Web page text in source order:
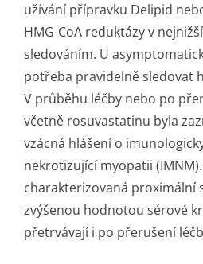
užívání přípravku Delipid
HMG-CoA reduktázy v
sledováním. U
potřeba pravidelně sledovat
V průběhu léčby nebo po
včetně rosuvastatinu byla
vzácná hlášení o
nekrotizující myopatii
charakterizovaná proximální
zvýšenou hodnotou sérové
přetrvávají i po přerušení